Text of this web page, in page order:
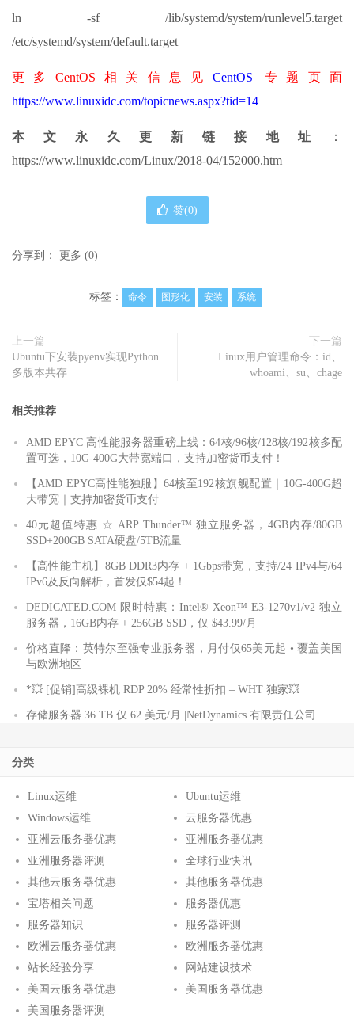
ln -sf /lib/systemd/system/runlevel5.target
/etc/systemd/system/default.target
更多CentOS相关信息见 CentOS 专题页面
https://www.linuxidc.com/topicnews.aspx?tid=14
本文永久更新链接地址
：
https://www.linuxidc.com/Linux/2018-04/152000.htm
赞(0)
分享到： 更多 (0)
标签： 命令 图形化 安装 系统
上一篇
Ubuntu下安装pyenv实现Python
多版本共存
下一篇
Linux用户管理命令：id、
whoami、su、chage
相关推荐
AMD EPYC 高性能服务器重磅上线：64核/96核/128核/192核多配
置可选，10G-400G大带宽端口，支持加密货币支付！
【AMD EPYC高性能独服】64核至192核旗舰配置｜10G-400G超
大带宽｜支持加密货币支付
40元超值特惠 ☆ ARP Thunder™ 独立服务器，4GB内存/80GB
SSD+200GB SATA硬盘/5TB流量
【高性能主机】8GB DDR3内存 + 1Gbps带宽，支持/24 IPv4与/64
IPv6及反向解析，首发仅$54起！
DEDICATED.COM 限时特惠：Intel® Xeon™ E3-1270v1/v2 独立
服务器，16GB内存 + 256GB SSD，仅 $43.99/月
价格直降：英特尔至强专业服务器，月付仅65美元起 • 覆盖美国
与欧洲地区
*💥 [促销]高级裸机 RDP 20% 经常性折扣 – WHT 独家💥
存储服务器 36 TB 仅 62 美元/月 |NetDynamics 有限责任公司
分类
Linux运维
Ubuntu运维
Windows运维
云服务器优惠
亚洲云服务器优惠
亚洲服务器优惠
亚洲服务器评测
全球行业快讯
其他云服务器优惠
其他服务器优惠
宝塔相关问题
服务器优惠
服务器知识
服务器评测
欧洲云服务器优惠
欧洲服务器优惠
站长经验分享
网站建设技术
美国云服务器优惠
美国服务器优惠
美国服务器评测